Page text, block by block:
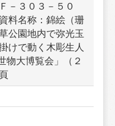
－３０３－５０
料名称：錦絵（珊
公園地内で弥光玉
けで動く木彫生人
物大博覧会」（２